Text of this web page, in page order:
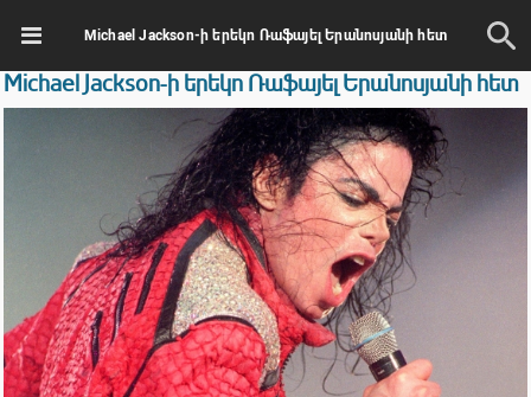
Michael Jackson-ի երեկո Ռաֆայել Երանոսյանի հետ
Michael Jackson-ի երեկո Ռաֆայել Երանոսյանի հետ